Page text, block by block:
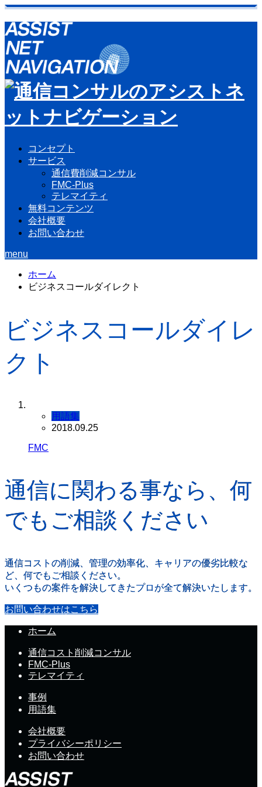
コンセプト
サービス
通信費削減コンサル
FMC-Plus
テレマイティ
無料コンテンツ
会社概要
お問い合わせ
menu
ホーム
ビジネスコールダイレクト
ビジネスコールダイレ
クト
用語集
2018.09.25
FMC
通信に関わる事なら、何
でもご相談ください
通信コストの削減、管理の効率化、キャリアの優劣比較な
ど、何でもご相談ください。
いくつもの案件を解決してきたプロが全て解決いたします。
お問い合わせはこちら
ホーム
通信コスト削減コンサル
FMC-Plus
テレマイティ
事例
用語集
会社概要
プライバシーポリシー
お問い合わせ